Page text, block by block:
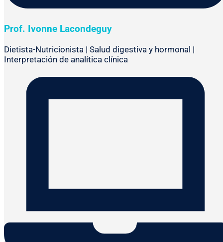
Prof. Ivonne Lacondeguy
Dietista-Nutricionista | Salud digestiva y hormonal |
Interpretación de analítica clínica